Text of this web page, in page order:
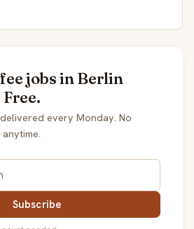
jobs in Berlin
every Monday. No
Subscribe